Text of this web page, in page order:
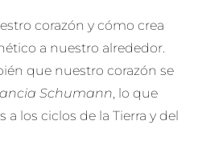
corazón y cómo crea
a nuestro alrededor.
que nuestro corazón se
Schumann, lo que
los ciclos de la Tierra y del